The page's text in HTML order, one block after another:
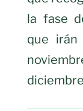
la fase
que